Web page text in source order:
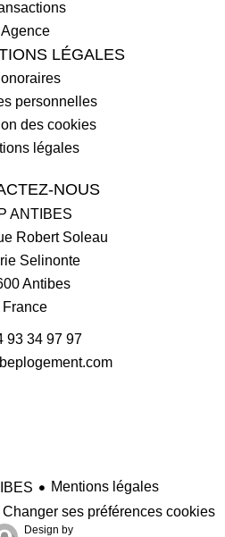
Agence
LÉGALES
personnelles
des cookies
légales
NOUS
ANTIBES
Robert Soleau
Selinonte
Antibes
France
93 34 97 97
Mentions légales
Changer ses préférences cookies
Design by